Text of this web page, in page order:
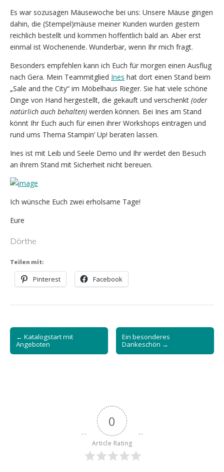
Es war sozusagen Mäusewoche bei uns: Unsere Mäuse gingen
dahin, die (Stempel)mäuse meiner Kunden wurden gestern
reichlich bestellt und kommen hoffentlich bald an. Aber erst
einmal ist Wochenende. Wunderbar, wenn Ihr mich fragt.
Besonders empfehlen kann ich Euch für morgen einen Ausflug
nach Gera. Mein Teammitglied Ines hat dort einen Stand beim
„Sale and the City“ im Möbelhaus Rieger. Sie hat viele schöne
Dinge von Hand hergestellt, die gekauft und verschenkt (oder
natürlich auch behalten) werden können. Bei Ines am Stand
könnt Ihr Euch auch für einen ihrer Workshops eintragen und
rund ums Thema Stampin‘ Up! beraten lassen.
Ines ist mit Leib und Seele Demo und Ihr werdet den Besuch
an ihrem Stand mit Sicherheit nicht bereuen.
Ich wünsche Euch zwei erholsame Tage!
Eure
Dörthe
Teilen mit:
Pinterest Facebook
Post
navigation
← Katalogstart mit
Angeboten
Ein besonderes
Dankeschön →
0
Article Rating